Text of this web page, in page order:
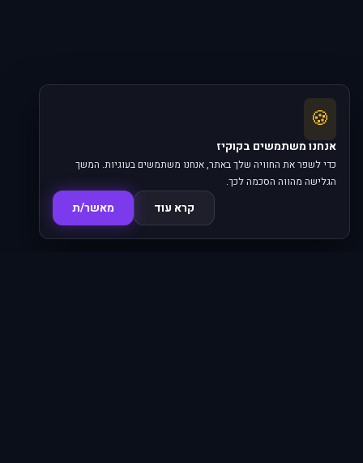
🍪
אנחנו משתמשים בקוקיז
כדי לשפר את החוויה שלך באתר, אנחנו משתמשים בעוגיות. המשך
הגלישה מהווה הסכמה לכך.
קרא עוד מאשר/ת